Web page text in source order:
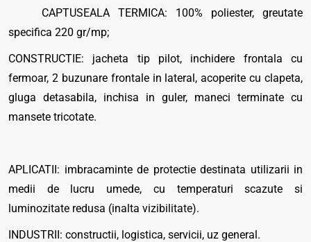
CAPTUSEALA TERMICA: 100% poliester, greutate
specifica 220 gr/mp;
CONSTRUCTIE: jacheta tip pilot, inchidere frontala cu
fermoar, 2 buzunare frontale in lateral, acoperite cu clapeta,
gluga detasabila, inchisa in guler, maneci terminate cu
mansete tricotate.
APLICATII: imbracaminte de protectie destinata utilizarii in
medii de lucru umede, cu temperaturi scazute si
luminozitate redusa (inalta vizibilitate).
INDUSTRII: constructii, logistica, servicii, uz general.